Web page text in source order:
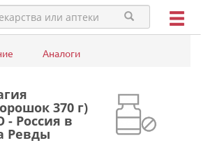
Аналоги
370 г)
Россия в
Ревды